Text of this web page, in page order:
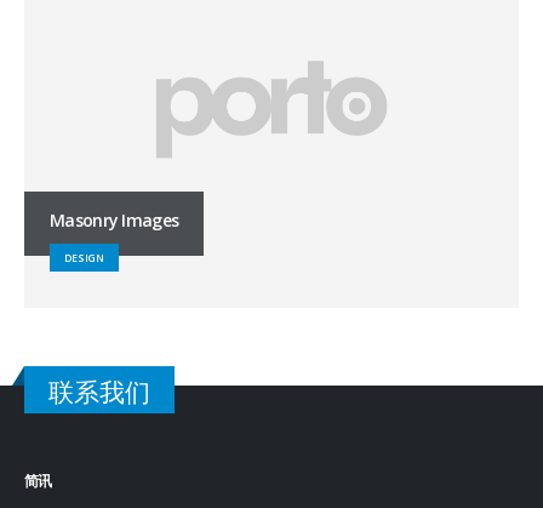
Masonry Images
DESIGN
联系我们
简讯